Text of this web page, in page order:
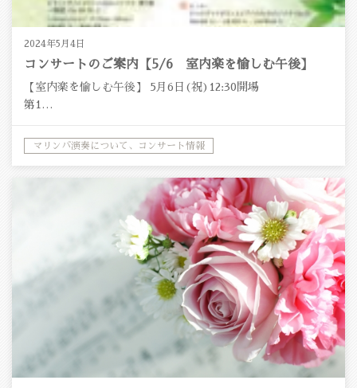
2024年5月4日
コンサートのご案内【5/6 室内楽を愉しむ午後】
【室内楽を愉しむ午後】 5月6日(祝)12:30開場
第1…
マリンバ演奏について、コンサート情報